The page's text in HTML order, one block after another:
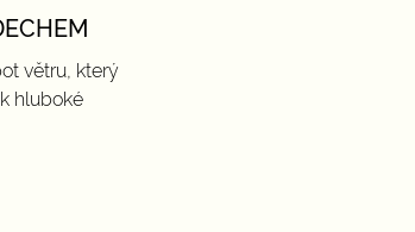
větru, který
hluboké